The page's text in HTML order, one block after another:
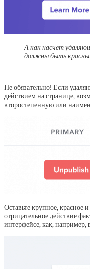
А как насчет
должны быть
Не обязательно! Если
действием на странице,
второстепенную или
Оставьте крупное, красное
отрицательное действие
интерфейсе, как,